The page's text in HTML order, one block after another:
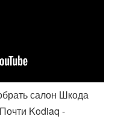
салон Шкода
Kodiaq -